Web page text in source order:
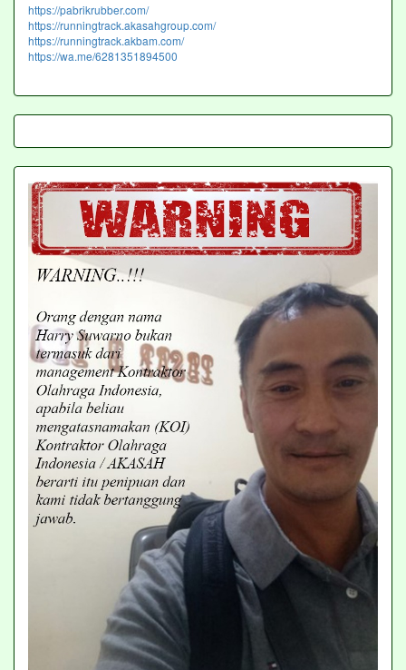
https://pabrikrubber.com/
https://runningtrack.akasahgroup.com/
https://runningtrack.akbam.com/
https://wa.me/6281351894500